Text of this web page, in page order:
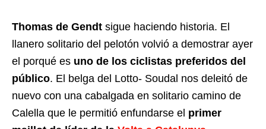
Thomas de Gendt sigue haciendo historia. El
llanero solitario del pelotón volvió a demostrar ayer
el porqué es uno de los ciclistas preferidos del
público. El belga del Lotto- Soudal nos deleitó de
nuevo con una cabalgada en solitario camino de
Calella que le permitió enfundarse el primer